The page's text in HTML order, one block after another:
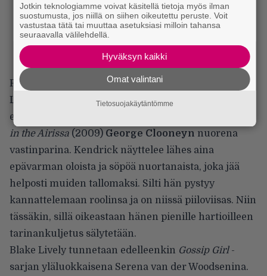
Pääosanesittäjistä Anna Kendrick suoriutuu Blake
Livelyä paremmin. Kendrick näytteli
elokuvasarjassa mutta löi itsensä parhaiten läpi
in the Airissa (2009) George Clooneyn nuorena
vastinparina. Kendrick näyttelee lähes aina
epävarman oloista ja söpöä nuortanaista, joka jää
helposti muiden tallomaksi. Silti hän pystyy
kannattelemaan roolinsa ja on niissä piiloviisas. Niin
tässäkin, sillä oikeastaan hänen pienille hartioilleen
tarinankuljetus sälytetään.
Blake Lively tunnetaan edelleenkin Gossip Girl-
sarjan yläluokkaisena Serena van der Woodsenina.
Jotkin teknologiamme voivat käsitellä tietoja myös ilman
suostumusta, jos niillä on siihen oikeutettu peruste. Voit
vastustaa tätä tai muuttaa asetuksiasi milloin tahansa
seuraavalla välilehdellä.
Hyväksyn kaikki
Omat valintani
Tietosuojakäytäntömme